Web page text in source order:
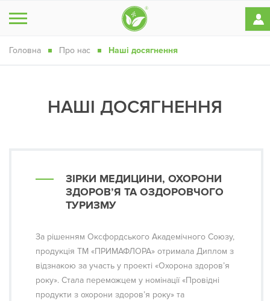
Головна Про нас Наші досягнення
НАШІ ДОСЯГНЕННЯ
ЗІРКИ МЕДИЦИНИ, ОХОРОНИ
ЗДОРОВ’Я ТА ОЗДОРОВЧОГО
ТУРИЗМУ
За рішенням Оксфордського Академічного Союзу,
продукція ТМ «ПРИМАФЛОРА» отримала Диплом з
відзнакою за участь у проекті «Охорона здоров’я
року». Стала переможцем у номінації «Провідні
продукти з охорони здоров’я року» та